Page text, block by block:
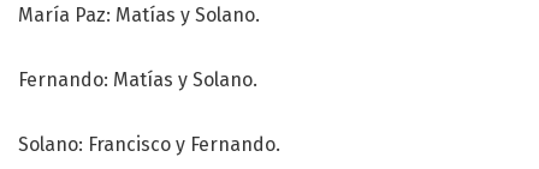
María Paz: Matías y Solano.
Fernando: Matías y Solano.
Solano: Francisco y Fernando.